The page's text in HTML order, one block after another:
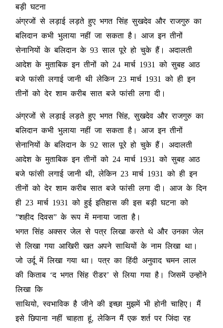
बड़ी घटना
अंग्रजों से लड़ाई लड़ते हुए भगत सिंह सुखदेव और राजगुरु का
बलिदान कभी भुलाया नहीं जा सकता है। आज इन तीनों
सेनानियों के बलिदान के 93 साल पूरे हो चुके हैं। अदालती
आदेश के मुताबिक इन तीनों को 24 मार्च 1931 को सुबह आठ
बजे फांसी लगाई जानी थी लेकिन 23 मार्च 1931 को ही इन
तीनों को देर शाम करीब सात बजे फांसी लगा दी।
अंग्रजों से लड़ाई लड़ते हुए भगत सिंह, सुखदेव और राजगुरु का
बलिदान कभी भुलाया नहीं जा सकता है। आज इन तीनों
सेनानियों के बलिदान के 92 साल पूरे हो चुके हैं। अदालती
आदेश के मुताबिक इन तीनों को 24 मार्च 1931 को सुबह आठ
बजे फांसी लगाई जानी थी, लेकिन 23 मार्च 1931 को ही इन
तीनों को देर शाम करीब सात बजे फांसी लगा दी। आज के दिन
ही 23 मार्च 1931 को हुई इतिहास की इस बड़ी घटना को
”शहीद दिवस” के रूप में मनाया जाता है।
भगत सिंह अक्सर जेल से पत्र लिखा करते थे और उनका जेल
से लिखा गया आखिरी खत अपने साथियों के नाम लिखा था।
जो उर्दू में लिखा गया था। पत्र का हिंदी अनुवाद चमन लाल
की किताब ‘द भगत सिंह रीडर’ से लिया गया है। जिसमें उन्होंने
लिखा कि
साथियो, स्वभाविक है जीने की इच्छा मुझमें भी होनी चाहिए। मैं
इसे छिपाना नहीं चाहता हूं, लेकिन मैं एक शर्त पर जिंदा रह